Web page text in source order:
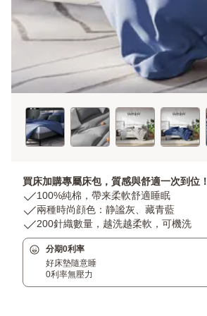
買床加購專屬床包，質感與舒適一次到位！
USP
1:
100%
純
棉，
来
100%純棉，帶来柔軟舒適睡眠
USP
2:
兩
種
尚
兩種時尚顔色：静謐灰、藏青藍
USP
3:
200
織
200針織數量，越洗越柔軟，可機洗
分期0利率
好床墊隨意睡
0利率無壓力